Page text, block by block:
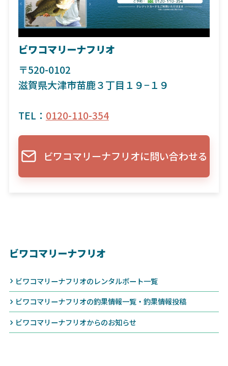
ビワコマリーナフリオ
〒520-0102
滋賀県大津市苗鹿３丁目１９−１９
TEL： 0120-110-354
ビワコマリーナフリオに問い合わせる
ビワコマリーナフリオ
ビワコマリーナフリオのレンタルボート一覧
ビワコマリーナフリオの釣果情報一覧・釣果情報投稿
ビワコマリーナフリオからのお知らせ